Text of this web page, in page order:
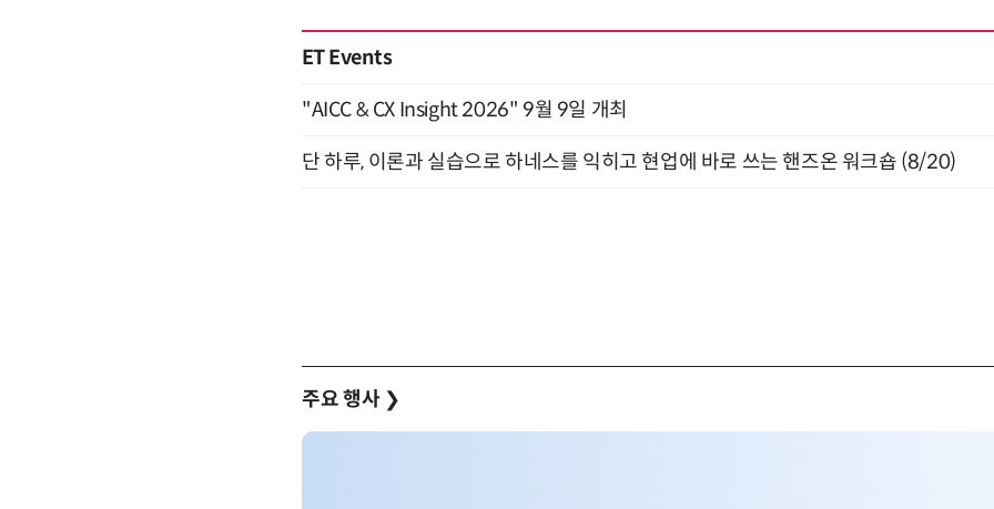
ET Events
"AICC & CX Insight 2026" 9월 9일 개최
단 하루, 이론과 실습으로 하네스를 익히고 현업에 바로 쓰는 핸즈온 워크숍 (8/20)
주요 행사 ❯